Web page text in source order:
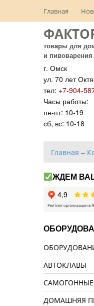
Главная
товары для
и пивоварения
г. Омск
ул. 70 лет
тел: +7-904-
Часы работы:
пн-пт: 10-19
сб, вс: 10-18
Главная –
ЖДЕМ
АВТОКЛАВЫ
ДОМАШНЯЯ